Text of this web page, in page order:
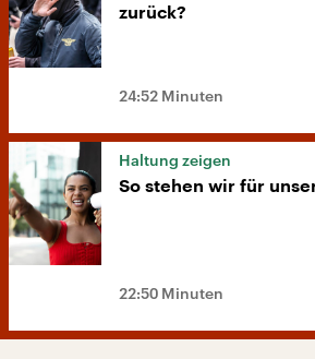
zurück?
24:52 Minuten
Haltung zeigen
So stehen wir für
22:50 Minuten